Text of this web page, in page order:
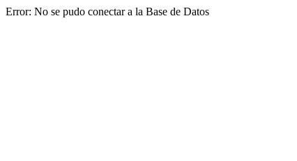
Error: No se pudo conectar a la Base de Datos